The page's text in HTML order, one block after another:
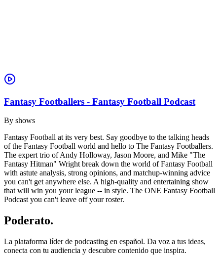
Fantasy Footballers - Fantasy Football Podcast
By shows
Fantasy Football at its very best. Say goodbye to the talking heads
of the Fantasy Football world and hello to The Fantasy Footballers.
The expert trio of Andy Holloway, Jason Moore, and Mike "The
Fantasy Hitman" Wright break down the world of Fantasy Football
with astute analysis, strong opinions, and matchup-winning advice
you can't get anywhere else. A high-quality and entertaining show
that will win you your league -- in style. The ONE Fantasy Football
Podcast you can't leave off your roster.
Poderato.
La plataforma líder de podcasting en español. Da voz a tus ideas,
conecta con tu audiencia y descubre contenido que inspira.